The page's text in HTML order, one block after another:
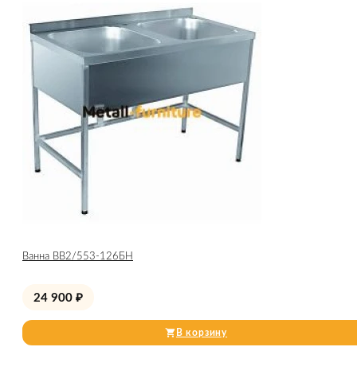
Ванна ВВ2/553-126БН
24 900 ₽
В корзину